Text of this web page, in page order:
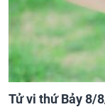
Tử vi thứ Bảy 8/